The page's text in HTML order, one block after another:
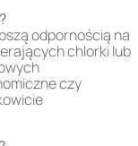
odpornością na
chlorki lub
czy